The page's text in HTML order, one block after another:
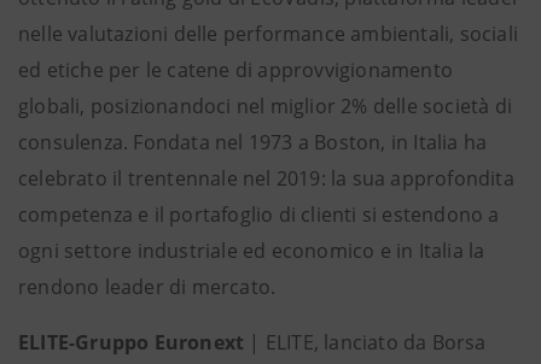
nelle valutazioni delle performance ambientali, sociali
ed etiche per le catene di approvvigionamento
globali, posizionandoci nel miglior 2% delle società di
consulenza. Fondata nel 1973 a Boston, in Italia ha
celebrato il trentennale nel 2019: la sua approfondita
competenza e il portafoglio di clienti si estendono a
ogni settore industriale ed economico e in Italia la
rendono leader di mercato.
ELITE-Gruppo Euronext | ELITE, lanciato da Borsa